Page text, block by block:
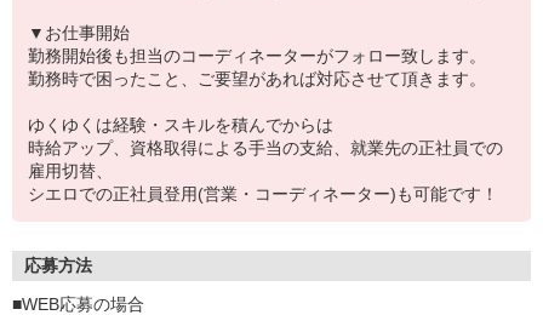
▼お仕事開始
勤務開始後も担当のコーディネーターがフォロー致します。
勤務時で困ったこと、ご要望があれば対応させて頂きます。
ゆくゆくは経験・スキルを積んでからは
時給アップ、資格取得による手当の支給、就業先の正社員での
雇用切替、
シエロでの正社員登用(営業・コーディネーター)も可能です！
応募方法
■WEB応募の場合